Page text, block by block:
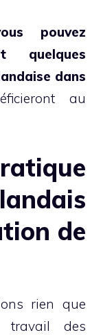
pouvez
quelques
dans
au
de
rien que
travail des